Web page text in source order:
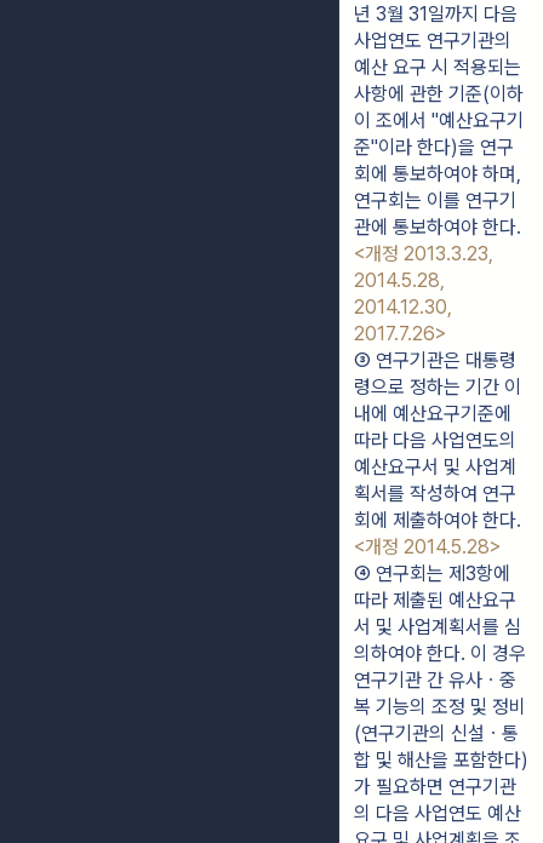
년 3월 31일까지 다음
사업연도 연구기관의
예산 요구 시 적용되는
사항에 관한 기준(이하
이 조에서 "예산요구기
준"이라 한다)을 연구
회에 통보하여야 하며,
연구회는 이를 연구기
<개정 2013.3.23,
2014.5.28,
2014.12.30,
2017.7.26>
③ 연구기관은 대통령
령으로 정하는 기간 이
내에 예산요구기준에
따라 다음 사업연도의
예산요구서 및 사업계
획서를 작성하여 연구
<개정 2014.5.28>
④ 연구회는 제3항에
따라 제출된 예산요구
서 및 사업계획서를 심
의하여야 한다. 이 경우
연구기관 간 유사ㆍ중
복 기능의 조정 및 정비
(연구기관의 신설ㆍ통
합 및 해산을 포함한다)
가 필요하면 연구기관
의 다음 사업연도 예산